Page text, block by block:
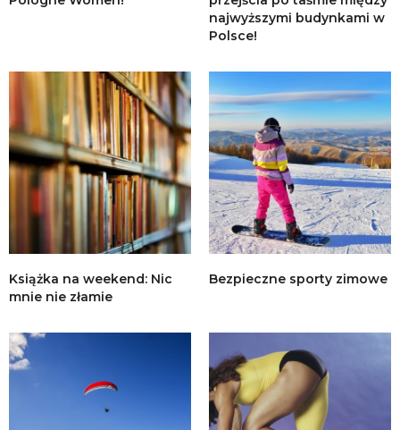
najwyższymi budynkami w
Polsce!
Książka na weekend: Nic
mnie nie złamie
Bezpieczne sporty zimowe